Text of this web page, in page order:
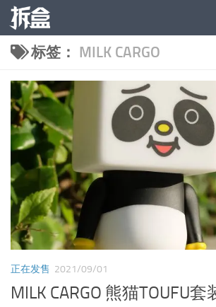
跳至内容
标签： MILK CARGO
正在发售 2021/09/01
MILK CARGO 熊猫TOUFU